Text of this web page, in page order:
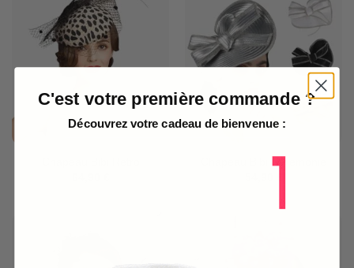
C'est votre première commande ?
Découvrez votre cadeau de bienvenue :